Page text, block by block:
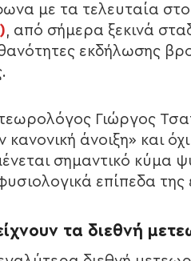
με τα τελευταία
, από σήμερα ξεκινά
εκδήλωσης
Γιώργος
κανονική άνοιξη» και
σημαντικό κύμα
επίπεδα της
τα διεθνή